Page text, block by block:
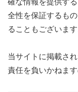
全性を保証するも
ることもございます
当サイトに掲載さ
責任を負いかねま